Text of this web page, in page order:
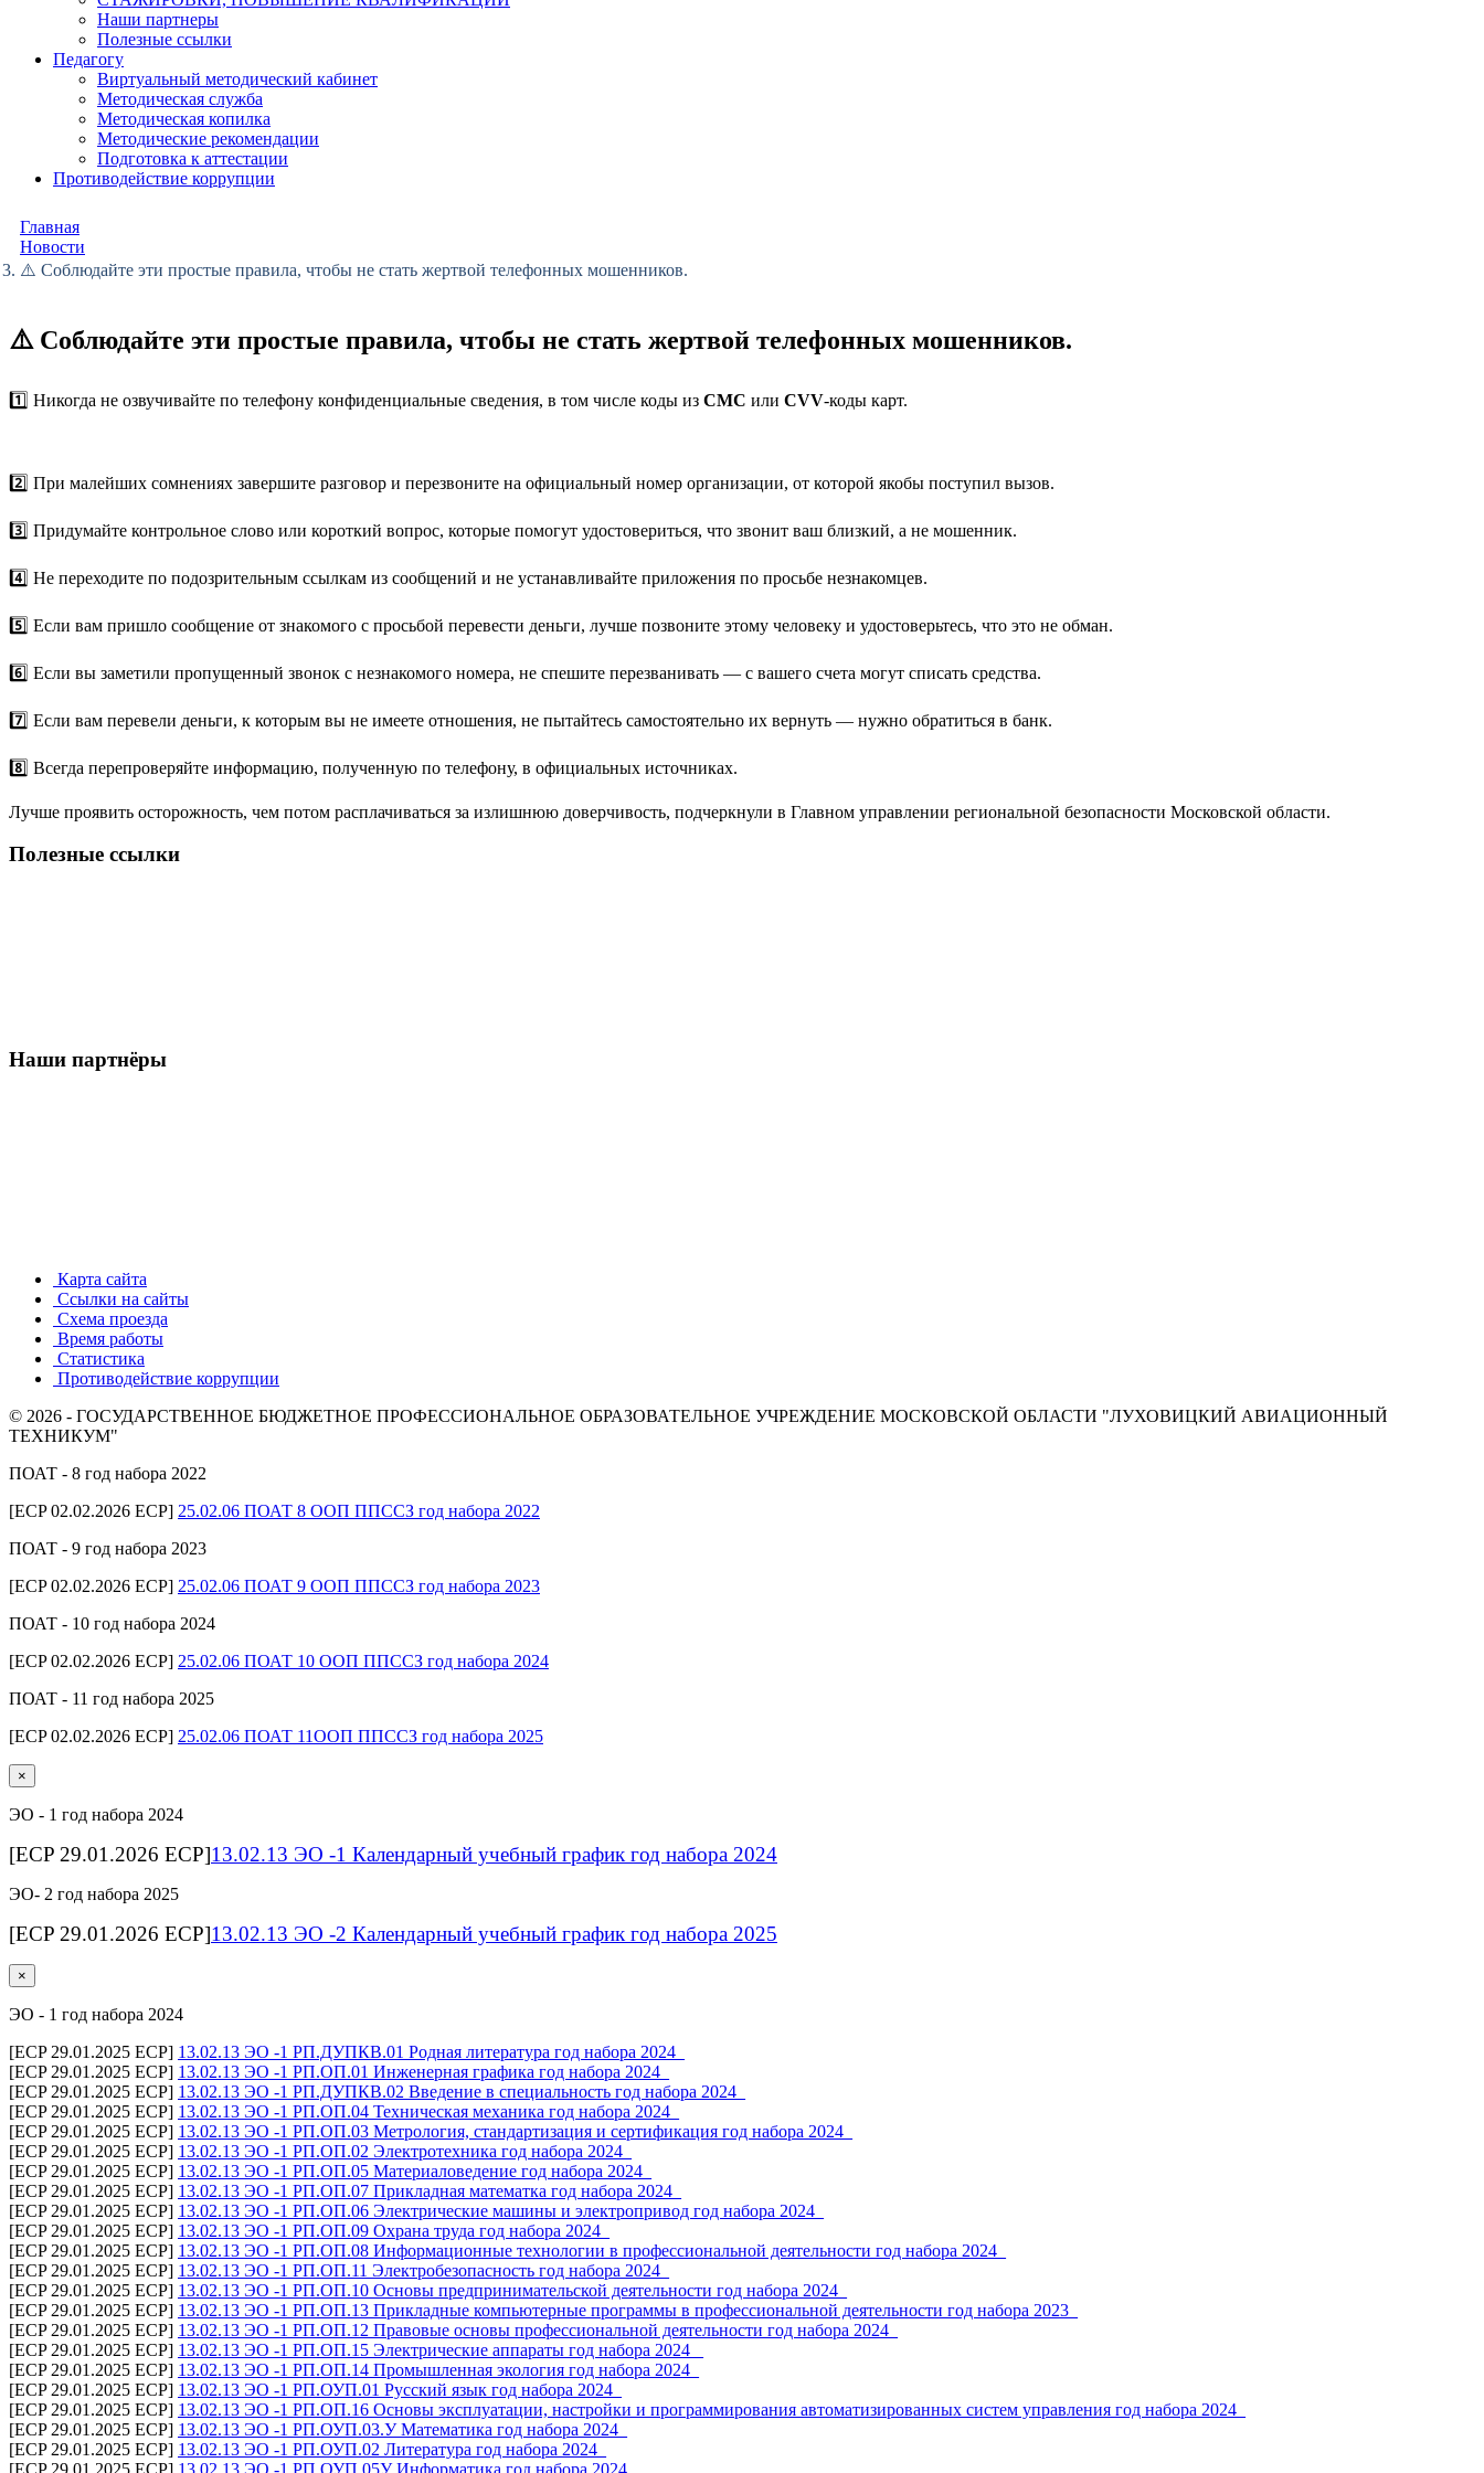
Наши партнеры
Полезные ссылки
Педагогу
Виртуальный методический кабинет
Методическая служба
Методическая копилка
Методические рекомендации
Подготовка к аттестации
Противодействие коррупции
Главная
Новости
⚠️ Соблюдайте эти простые правила, чтобы не стать жертвой телефонных мошенников.
⚠️ Соблюдайте эти простые правила, чтобы не стать жертвой телефонных мошенников.
1️⃣ Никогда не озвучивайте по телефону конфиденциальные сведения, в том числе коды из СМС или CVV-коды карт.
2️⃣ При малейших сомнениях завершите разговор и перезвоните на официальный номер организации, от которой якобы поступил вызов.
3️⃣ Придумайте контрольное слово или короткий вопрос, которые помогут удостовериться, что звонит ваш близкий, а не мошенник.
4️⃣ Не переходите по подозрительным ссылкам из сообщений и не устанавливайте приложения по просьбе незнакомцев.
5️⃣ Если вам пришло сообщение от знакомого с просьбой перевести деньги, лучше позвоните этому человеку и удостоверьтесь, что это не обман.
6️⃣ Если вы заметили пропущенный звонок с незнакомого номера, не спешите перезванивать — с вашего счета могут списать средства.
7️⃣ Если вам перевели деньги, к которым вы не имеете отношения, не пытайтесь самостоятельно их вернуть — нужно обратиться в банк.
8️⃣ Всегда перепроверяйте информацию, полученную по телефону, в официальных источниках.
Лучше проявить осторожность, чем потом расплачиваться за излишнюю доверчивость, подчеркнули в Главном управлении региональной безопасности Московской области.
Полезные ссылки
Наши партнёры
Карта сайта
Ссылки на сайты
Схема проезда
Время работы
Статистика
Противодействие коррупции
© 2026 - ГОСУДАРСТВЕННОЕ БЮДЖЕТНОЕ ПРОФЕССИОНАЛЬНОЕ ОБРАЗОВАТЕЛЬНОЕ УЧРЕЖДЕНИЕ МОСКОВСКОЙ ОБЛАСТИ "ЛУХОВИЦКИЙ АВИАЦИОННЫЙ
ТЕХНИКУМ"
ПОАТ - 8 год набора 2022
[ECP 02.02.2026 ECP] 25.02.06 ПОАТ 8 ООП ППССЗ год набора 2022
ПОАТ - 9 год набора 2023
[ECP 02.02.2026 ECP] 25.02.06 ПОАТ 9 ООП ППССЗ год набора 2023
ПОАТ - 10 год набора 2024
[ECP 02.02.2026 ECP] 25.02.06 ПОАТ 10 ООП ППССЗ год набора 2024
ПОАТ - 11 год набора 2025
[ECP 02.02.2026 ECP] 25.02.06 ПОАТ 11ООП ППССЗ год набора 2025
×
ЭО - 1 год набора 2024
[ECP 29.01.2026 ECP]13.02.13 ЭО -1 Календарный учебный график год набора 2024
ЭО- 2 год набора 2025
[ECP 29.01.2026 ECP]13.02.13 ЭО -2 Календарный учебный график год набора 2025
×
ЭО - 1 год набора 2024
[ECP 29.01.2025 ECP] 13.02.13 ЭО -1 РП.ДУПКВ.01 Родная литература год набора 2024_
[ECP 29.01.2025 ECP] 13.02.13 ЭО -1 РП.ОП.01 Инженерная графика год набора 2024_
[ECP 29.01.2025 ECP] 13.02.13 ЭО -1 РП.ДУПКВ.02 Введение в специальность год набора 2024_
[ECP 29.01.2025 ECP] 13.02.13 ЭО -1 РП.ОП.04 Техническая механика год набора 2024_
[ECP 29.01.2025 ECP] 13.02.13 ЭО -1 РП.ОП.03 Метрология, стандартизация и сертификация год набора 2024_
[ECP 29.01.2025 ECP] 13.02.13 ЭО -1 РП.ОП.02 Электротехника год набора 2024_
[ECP 29.01.2025 ECP] 13.02.13 ЭО -1 РП.ОП.05 Материаловедение год набора 2024_
[ECP 29.01.2025 ECP] 13.02.13 ЭО -1 РП.ОП.07 Прикладная математка год набора 2024_
[ECP 29.01.2025 ECP] 13.02.13 ЭО -1 РП.ОП.06 Электрические машины и электропривод год набора 2024_
[ECP 29.01.2025 ECP] 13.02.13 ЭО -1 РП.ОП.09 Охрана труда год набора 2024_
[ECP 29.01.2025 ECP] 13.02.13 ЭО -1 РП.ОП.08 Информационные технологии в профессиональной деятельности год набора 2024_
[ECP 29.01.2025 ECP] 13.02.13 ЭО -1 РП.ОП.11 Электробезопасность год набора 2024_
[ECP 29.01.2025 ECP] 13.02.13 ЭО -1 РП.ОП.10 Основы предпринимательской деятельности год набора 2024_
[ECP 29.01.2025 ECP] 13.02.13 ЭО -1 РП.ОП.13 Прикладные компьютерные программы в профессиональной деятельности год набора 2023_
[ECP 29.01.2025 ECP] 13.02.13 ЭО -1 РП.ОП.12 Правовые основы профессиональной деятельности год набора 2024_
[ECP 29.01.2025 ECP] 13.02.13 ЭО -1 РП.ОП.15 Электрические аппараты год набора 2024 _
[ECP 29.01.2025 ECP] 13.02.13 ЭО -1 РП.ОП.14 Промышленная экология год набора 2024_
[ECP 29.01.2025 ECP] 13.02.13 ЭО -1 РП.ОУП.01 Русский язык год набора 2024_
[ECP 29.01.2025 ECP] 13.02.13 ЭО -1 РП.ОП.16 Основы эксплуатации, настройки и программирования автоматизированных систем управления год набора 2024_
[ECP 29.01.2025 ECP] 13.02.13 ЭО -1 РП.ОУП.03.У Математика год набора 2024_
[ECP 29.01.2025 ECP] 13.02.13 ЭО -1 РП.ОУП.02 Литература год набора 2024_
[ECP 29.01.2025 ECP] 13.02.13 ЭО -1 РП.ОУП.05У Информатика год набора 2024_